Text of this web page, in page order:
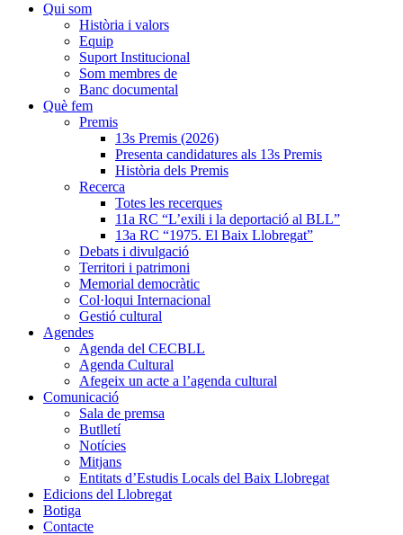
Qui som
Història i valors
Equip
Suport Institucional
Som membres de
Banc documental
Què fem
Premis
13s Premis (2026)
Presenta candidatures als 13s Premis
Història dels Premis
Recerca
Totes les recerques
11a RC “L’exili i la deportació al BLL”
13a RC “1975. El Baix Llobregat”
Debats i divulgació
Territori i patrimoni
Memorial democràtic
Col·loqui Internacional
Gestió cultural
Agendes
Agenda del CECBLL
Agenda Cultural
Afegeix un acte a l’agenda cultural
Comunicació
Sala de premsa
Butlletí
Notícies
Mitjans
Entitats d’Estudis Locals del Baix Llobregat
Edicions del Llobregat
Botiga
Contacte